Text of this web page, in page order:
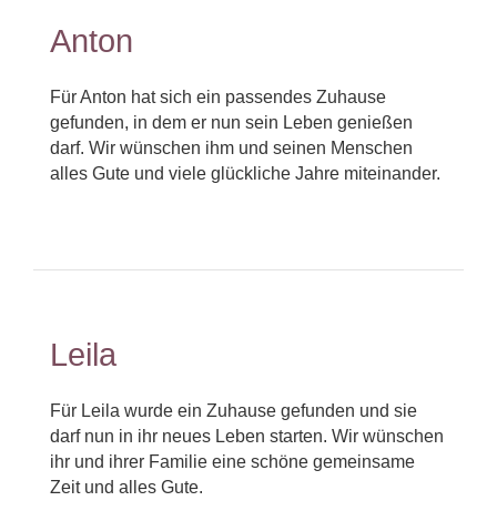
Anton
Für Anton hat sich ein passendes Zuhause
gefunden, in dem er nun sein Leben genießen
darf. Wir wünschen ihm und seinen Menschen
alles Gute und viele glückliche Jahre miteinander.
Leila
Für Leila wurde ein Zuhause gefunden und sie
darf nun in ihr neues Leben starten. Wir wünschen
ihr und ihrer Familie eine schöne gemeinsame
Zeit und alles Gute.